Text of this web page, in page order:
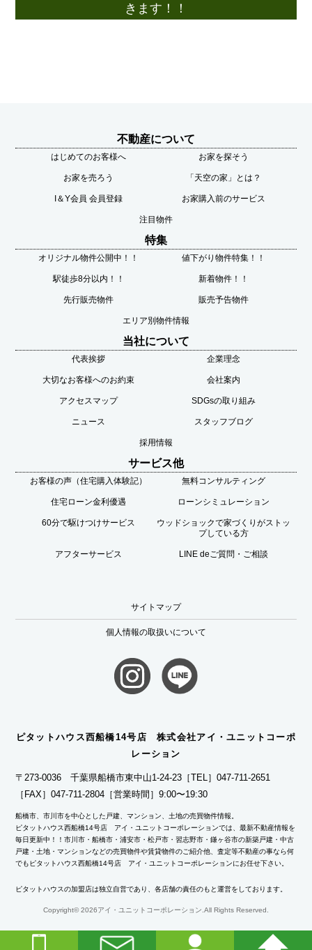
きます！！
不動産について
はじめてのお客様へ お家を探そう
お家を売ろう 「天空の家」とは？
I＆Y会員 会員登録 お家購入前のサービス
注目物件
特集
オリジナル物件公開中！！ 値下がり物件特集！！
駅徒歩8分以内！！ 新着物件！！
先行販売物件 販売予告物件
エリア別物件情報
当社について
代表挨拶 企業理念
大切なお客様へのお約束 会社案内
アクセスマップ SDGsの取り組み
ニュース スタッフブログ
採用情報
サービス他
お客様の声（住宅購入体験記） 無料コンサルティング
住宅ローン金利優遇 ローンシミュレーション
60分で駆けつけサービス
ウッドショックで家づくりがストッ
プしている方
アフターサービス LINE deご質問・ご相談
サイトマップ
個人情報の取扱いについて
ピタットハウス西船橋14号店 株式会社アイ・ユニットコーポ
レーション
〒273-0036 千葉県船橋市東中山1-24-23 ［TEL］047-711-2651
［FAX］047-711-2804 ［営業時間］9:00〜19:30
船橋市、市川市を中心とした戸建、マンション、土地の売買物件情報。
ピタットハウス西船橋14号店 アイ・ユニットコーポレーションでは、最新不動産情報を
毎日更新中！！市川市・船橋市・浦安市・松戸市・習志野市・鎌ヶ谷市の新築戸建・中古
戸建・土地・マンションなどの売買物件や賃貸物件のご紹介他、査定等不動産の事なら何
でもピタットハウス西船橋14号店 アイ・ユニットコーポレーションにお任せ下さい。
ピタットハウスの加盟店は独立自営であり、各店舗の責任のもと運営をしております。
Copyright©2026アイ・ユニットコーポレーション.All Rights Reserved.